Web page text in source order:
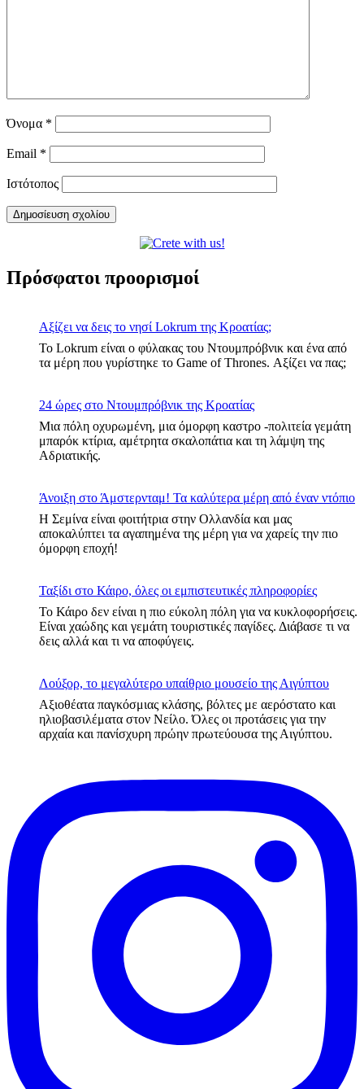
Όνομα *
Email *
Ιστότοπος
Πρόσφατοι προορισμοί
Αξίζει να δεις το νησί Lokrum της Κροατίας;
Το Lokrum είναι ο φύλακας του Ντουμπρόβνικ και ένα από
τα μέρη που γυρίστηκε το Game of Thrones. Αξίζει να πας;
24 ώρες στο Ντουμπρόβνικ της Κροατίας
Μια πόλη οχυρωμένη, μια όμορφη καστρο -πολιτεία γεμάτη
μπαρόκ κτίρια, αμέτρητα σκαλοπάτια και τη λάμψη της
Αδριατικής.
Άνοιξη στο Άμστερνταμ! Τα καλύτερα μέρη από έναν ντόπιο
Η Σεμίνα είναι φοιτήτρια στην Ολλανδία και μας
αποκαλύπτει τα αγαπημένα της μέρη για να χαρείς την πιο
όμορφη εποχή!
Ταξίδι στο Κάιρο, όλες οι εμπιστευτικές πληροφορίες
Το Κάιρο δεν είναι η πιο εύκολη πόλη για να κυκλοφορήσεις.
Είναι χαώδης και γεμάτη τουριστικές παγίδες. Διάβασε τι να
δεις αλλά και τι να αποφύγεις.
Λούξορ, το μεγαλύτερο υπαίθριο μουσείο της Αιγύπτου
Αξιοθέατα παγκόσμιας κλάσης, βόλτες με αερόστατο και
ηλιοβασιλέματα στον Νείλο. Όλες οι προτάσεις για την
αρχαία και πανίσχυρη πρώην πρωτεύουσα της Αιγύπτου.